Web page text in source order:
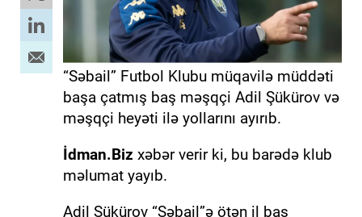
“Səbail” Futbol Klubu müqavilə müddəti
başa çatmış baş məşqçi Adil Şükürov və
məşqçi heyəti ilə yollarını ayırıb.
İdman.Biz xəbər verir ki, bu barədə klub
məlumat yayıb.
Adil Şükürov “Səbail”ə ötən il baş